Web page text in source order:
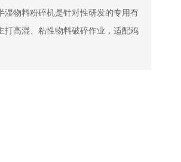
板耙齿持续翻抛、搅拌、供氧、抛洒
的粪污物料充分与空气接...
物料粉碎机是针对性研发的专用有
打高湿、粘性物料破碎作业，适配鸡
粪、菌渣、酒糟、药渣、秸秆腐料等
是采用无筛底破碎结构，颠覆了传统
过滤模式，从根本杜绝堵机故障。传
机对物料水分要求极...